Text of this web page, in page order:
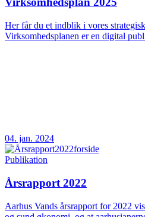
Her får du et indblik i vores
Virksomhedsplanen er en digital
04. jan. 2024
Publikation
Årsrapport 2022
Aarhus Vands årsrapport for 2022